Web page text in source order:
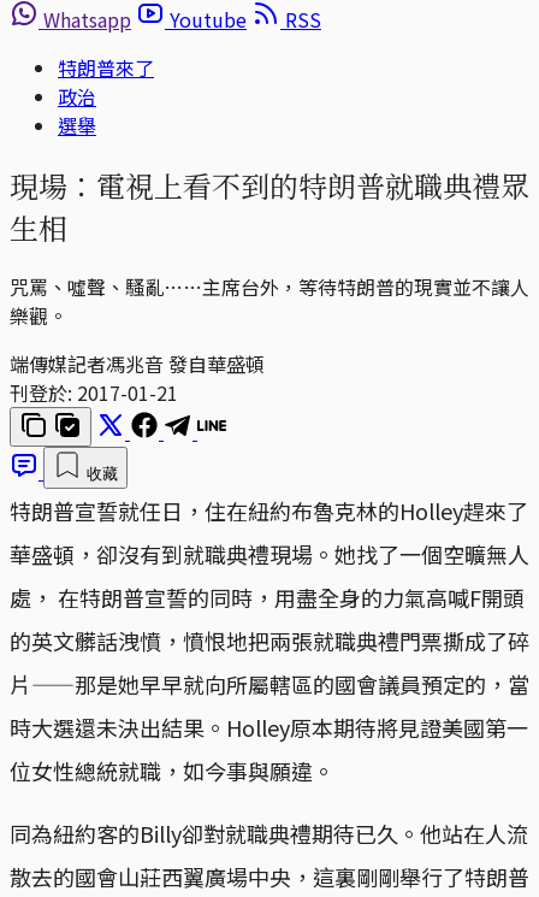
Whatsapp
Youtube
RSS
特朗普來了
政治
選舉
現場：電視上看不到的特朗普就職典禮眾
生相
咒罵、噓聲、騷亂……主席台外，等待特朗普的現實並不讓人
樂觀。
端傳媒記者馮兆音 發自華盛頓
刊登於: 2017-01-21
收藏
特朗普宣誓就任日，住在紐約布魯克林的Holley趕來了
華盛頓，卻沒有到就職典禮現場。她找了一個空曠無人
處， 在特朗普宣誓的同時，用盡全身的力氣高喊F開頭
的英文髒話洩憤，憤恨地把兩張就職典禮門票撕成了碎
片——那是她早早就向所屬轄區的國會議員預定的，當
時大選還未決出結果。Holley原本期待將見證美國第一
位女性總統就職，如今事與願違。
同為紐約客的Billy卻對就職典禮期待已久。他站在人流
散去的國會山莊西翼廣場中央，這裏剛剛舉行了特朗普